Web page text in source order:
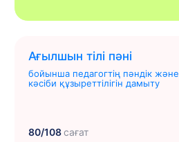
Ағылшын тілі пәні
бойынша педагогтің пәндік және
кәсіби құзыреттілігін дамыту
80/108сағат